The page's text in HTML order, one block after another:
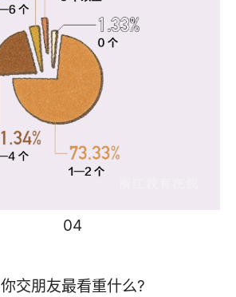
04
你交朋友最看重什么?